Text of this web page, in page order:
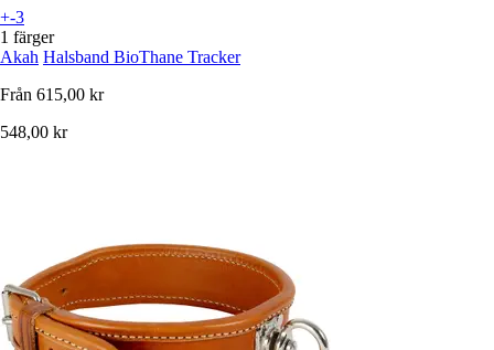
+-3
1 färger
Akah Halsband BioThane Tracker
Från 615,00 kr
548,00 kr